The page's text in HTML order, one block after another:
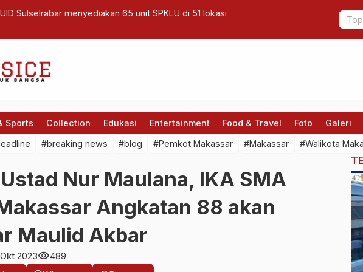
Sulselrabar menyediakan 65 unit SPKLU di 51 lokasi Kapolda
Sports Collection Edukasi Entertainment Food & Travel Foto Galeri
#breaking news #blog #Pemkot Makassar #Makassar #Walikota
Nur Maulana, IKA SMA
Angkatan 88 akan
Maulid Akbar
2023visibility489